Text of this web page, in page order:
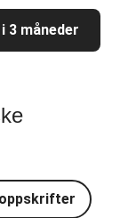
3 måneder